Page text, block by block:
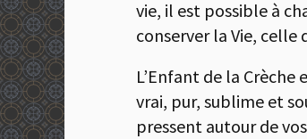
vie, il est possible à
conserver la Vie,
L’Enfant de la Crèche
vrai, pur, sublime et
pressent autour de